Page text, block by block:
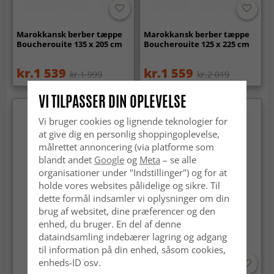
Marokkansk berber tæppe
Boucherouite 135 x 205 cm
kr.1 539 kr.1 999
Marokkansk berber tæppe
Boucherouite 125 x 225 cm
kr.1 559 kr.2 019
VI TILPASSER DIN OPLEVELSE
Vi bruger cookies og lignende teknologier for
at give dig en personlig shoppingoplevelse,
målrettet annoncering (via platforme som
blandt andet Googleog Meta – se alle
organisationer under "Indstillinger") og for at
holde vores websites pålidelige og sikre. Til
dette formål indsamler vi oplysninger om din
brug af websitet, dine præferencer og den
enhed, du bruger. En del af denne
dataindsamling indebærer lagring og adgang
til information på din enhed, såsom cookies,
enheds-ID osv.